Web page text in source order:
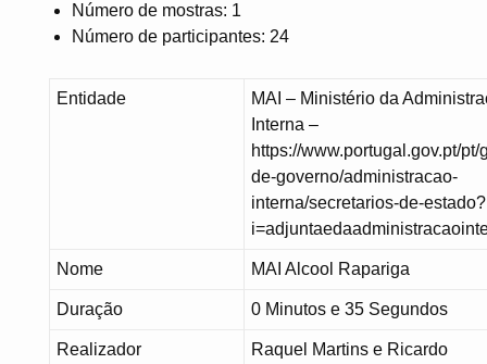
Número de mostras: 1
Número de participantes: 24
Entidade
MAI – Ministério da
Interna –
https://www.portugal.gov.pt/pt/
de-governo/administracao-
interna/secretarios-de-estado?
Nome MAI Alcool Rapariga
Duração 0 Minutos e 35 Segundos
Realizador
Raquel Martins e Ricardo